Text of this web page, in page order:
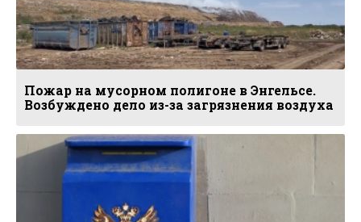
Пожар на мусорном полигоне в Энгельсе.
Возбуждено дело из-за загрязнения воздуха